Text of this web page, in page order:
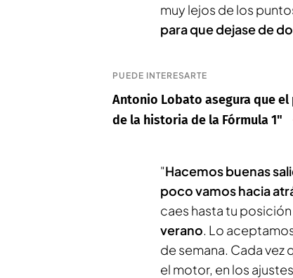
muy lejos de los
para que dejase de
PUEDE INTERESARTE
Antonio Lobato asegura que
de la historia de la Fórmula 1"
"Hacemos buenas
poco vamos hacia
caes hasta tu
verano. Lo
de semana. Cada vez
el motor, en los